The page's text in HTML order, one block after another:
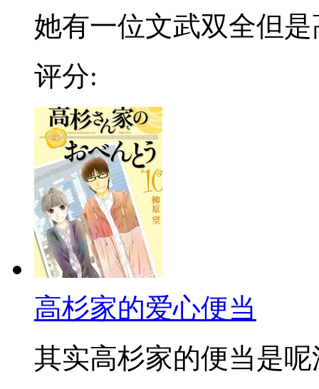
她有一位文武双全但是
评分:
高杉家的爱心便当
其实高杉家的便当是呢